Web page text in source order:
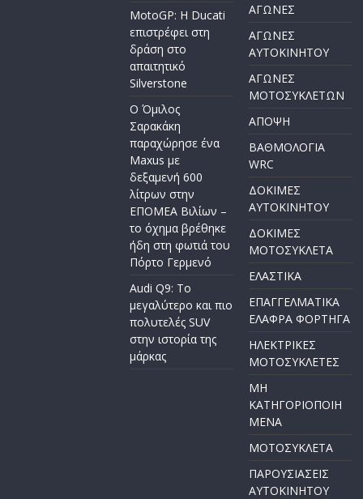
MotoGP: Η Ducati
επιστρέφει στη
δράση στο
απαιτητικό
Silverstone
Ο Όμιλος
Σαρακάκη
παραχώρησε ένα
Maxus με
δεξαμενή 600
λίτρων στην
ΕΠΟΜΕΑ Βιλίων –
το όχημα βρέθηκε
ήδη στη φωτιά του
Πόρτο Γερμενό
Audi Q9: Το
μεγαλύτερο και πιο
πολυτελές SUV
στην ιστορία της
μάρκας
ΑΓΩΝΕΣ
ΑΓΩΝΕΣ
AYTOKINHTOY
ΑΓΩΝΕΣ
ΜΟΤΟΣΥΚΛΕΤΩΝ
ΑΠΟΨΗ
ΒΑΘΜΟΛΟΓΙΑ
WRC
ΔΟΚΙΜΕΣ
ΑΥΤΟΚΙΝΗΤΟΥ
ΔΟΚΙΜΕΣ
ΜΟΤΟΣΥΚΛΕΤΑ
ΕΛΑΣΤΙΚΑ
ΕΠΑΓΓΕΛΜΑΤΙΚΑ
ΕΛΑΦΡΑ ΦΟΡΤΗΓΑ
ΗΛΕΚΤΡΙΚΕΣ
ΜΟΤΟΣΥΚΛΕΤΕΣ
ΜΗ
ΚΑΤΗΓΟΡΙΟΠΟΙΗ
ΜΕΝΑ
ΜΟΤΟΣΥΚΛΕΤΑ
ΠΑΡΟΥΣΙΑΣΕΙΣ
ΑΥΤΟΚΙΝΗΤΟΥ